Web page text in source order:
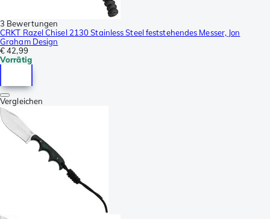
3 Bewertungen
CRKT Razel Chisel 2130 Stainless Steel feststehendes Messer, Jon
Graham Design
€ 42,99
Vorrätig
Vergleichen